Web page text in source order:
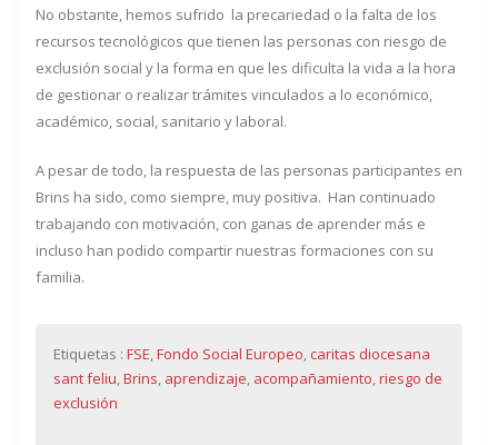
No obstante, hemos sufrido la precariedad o la falta de los
recursos tecnológicos que tienen las personas con riesgo de
exclusión social y la forma en que les dificulta la vida a la hora
de gestionar o realizar trámites vinculados a lo económico,
académico, social, sanitario y laboral.
A pesar de todo, la respuesta de las personas participantes en
Brins ha sido, como siempre, muy positiva. Han continuado
trabajando con motivación, con ganas de aprender más e
incluso han podido compartir nuestras formaciones con su
familia.
Etiquetas : FSE,Fondo Social Europeo, caritas diocesana
sant feliu,Brins, aprendizaje, acompañamiento,riesgo de
exclusión